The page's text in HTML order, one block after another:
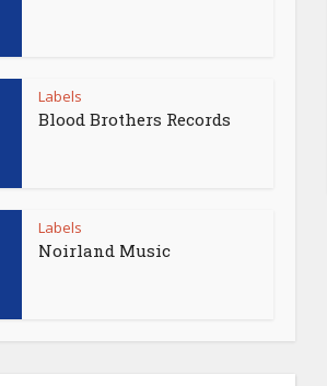
Labels
Blood Brothers Records
Labels
Noirland Music